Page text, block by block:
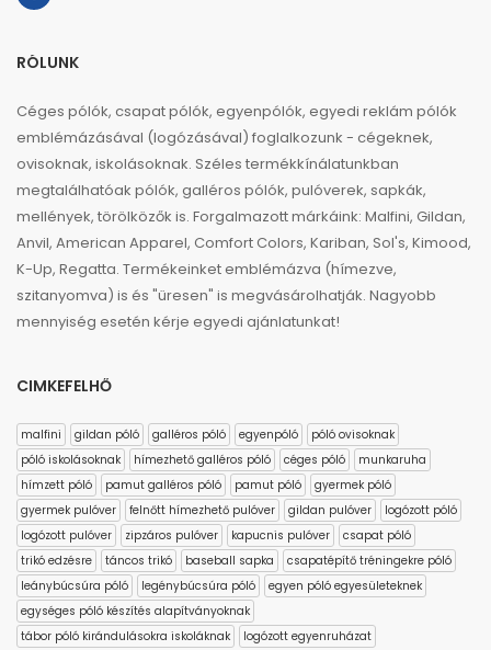
RÓLUNK
Céges pólók, csapat pólók, egyenpólók, egyedi reklám pólók
emblémázásával (logózásával) foglalkozunk - cégeknek,
ovisoknak, iskolásoknak. Széles termékkínálatunkban
megtalálhatóak pólók, galléros pólók, pulóverek, sapkák,
mellények, törölközők is. Forgalmazott márkáink: Malfini, Gildan,
Anvil, American Apparel, Comfort Colors, Kariban, Sol's, Kimood,
K-Up, Regatta. Termékeinket emblémázva (hímezve,
szitanyomva) is és "üresen" is megvásárolhatják. Nagyobb
mennyiség esetén kérje egyedi ajánlatunkat!
CIMKEFELHŐ
malfini gildan póló galléros póló egyenpóló
póló ovisoknak
póló iskolásoknak
hímezhető galléros póló céges póló
munkaruha
hímzett póló
pamut galléros póló pamut póló
gyermek póló
gyermek pulóver
felnőtt hímezhető pulóver gildan pulóver
logózott póló
logózott pulóver
zipzáros pulóver kapucnis pulóver
csapat póló
trikó edzésre
táncos trikó baseball sapka
csapatépítő tréningekre póló
leánybúcsúra póló
legénybúcsúra póló
egyen póló egyesületeknek
egységes póló készítés alapítványoknak
tábor póló kirándulásokra iskoláknak
logózott egyenruházat